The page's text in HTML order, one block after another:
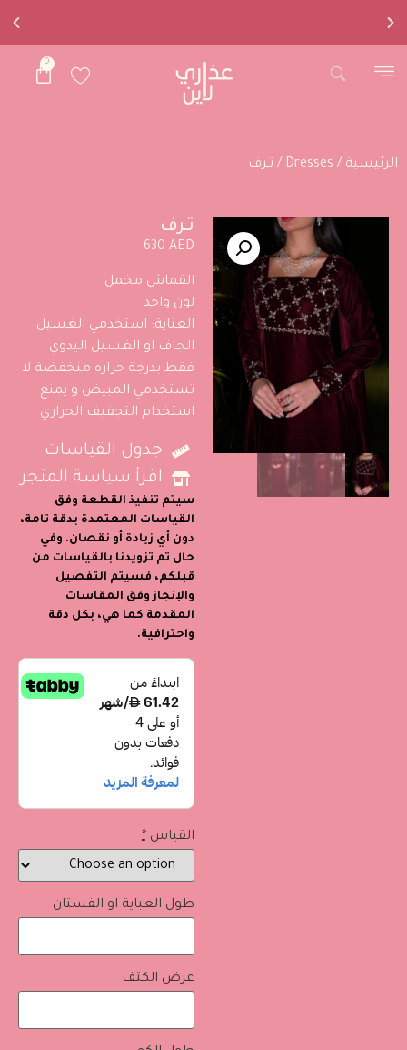
0
الرئيسية /
Dresses / تـرف
تـرف
630 AED
القماش مخمل
لون واحد
العناية: استخدمي الغسيل
الجاف او الغسيل اليدوي
فقط بدرجة حراره منخفضة لا
تستخدمي المبيض و يمنع
استخدام التجفيف الحراري
جدول القياسات
اقرأ سياسة المتجر
سيتم تنفيذ القطعة وفق
القياسات المعتمدة بدقة تامة،
دون أي زيادة أو نقصان. وفي
حال تم تزويدنا بالقياسات من
قبلكم، فسيتم التفصيل
والإنجاز وفق المقاسات
المقدمة كما هي، بكل دقة
واحترافية.
القياس *
طول العباية او الفستان
عرض الكتف